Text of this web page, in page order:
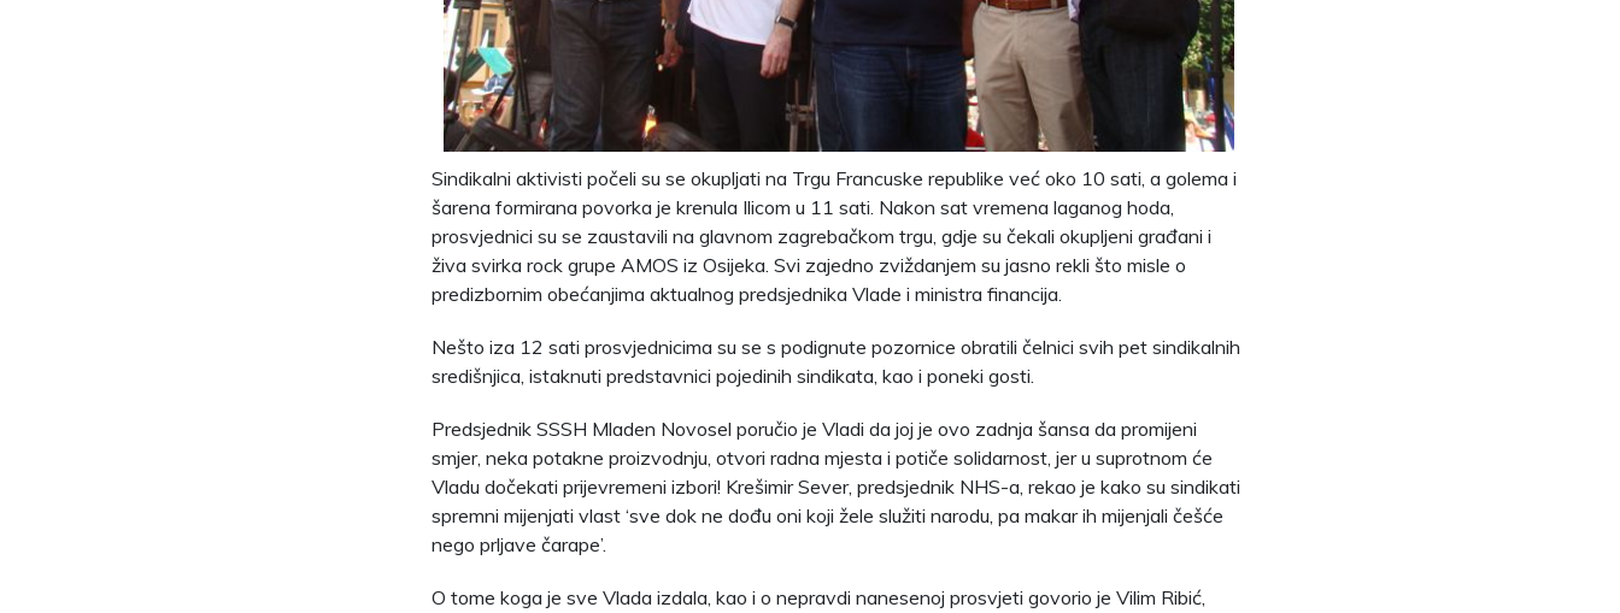
Sindikalni aktivisti počeli su se okupljati na Trgu Francuske republike već oko 10 sati, a golema i
šarena formirana povorka je krenula Ilicom u 11 sati. Nakon sat vremena laganog hoda,
prosvjednici su se zaustavili na glavnom zagrebačkom trgu, gdje su čekali okupljeni građani i
živa svirka rock grupe AMOS iz Osijeka. Svi zajedno zviždanjem su jasno rekli što misle o
predizbornim obećanjima aktualnog predsjednika Vlade i ministra financija.
Nešto iza 12 sati prosvjednicima su se s podignute pozornice obratili čelnici svih pet sindikalnih
središnjica, istaknuti predstavnici pojedinih sindikata, kao i poneki gosti.
Predsjednik SSSH Mladen Novosel poručio je Vladi da joj je ovo zadnja šansa da promijeni
smjer, neka potakne proizvodnju, otvori radna mjesta i potiče solidarnost, jer u suprotnom će
Vladu dočekati prijevremeni izbori! Krešimir Sever, predsjednik NHS-a, rekao je kako su sindikati
spremni mijenjati vlast ‘sve dok ne dođu oni koji žele služiti narodu, pa makar ih mijenjali češće
nego prljave čarape’.
O tome koga je sve Vlada izdala, kao i o nepravdi nanesenoj prosvjeti govorio je Vilim Ribić,